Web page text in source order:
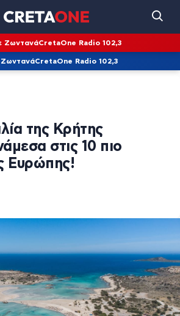
ΖωντανάCretaOne Radio 102,3
ΖωντανάCretaOne Radio 102,3
της Κρήτης
στις 10 πιο
Ευρώπης!